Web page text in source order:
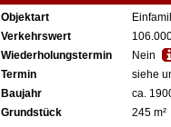
Objektart
Verkehrswert
Wiederholungstermin
Nein
Termin
siehe
Baujahr
ca.
Grundstück
245 m²